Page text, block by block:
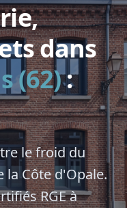
dans
(62):
le froid du
la Côte d'Opale.
RGE à